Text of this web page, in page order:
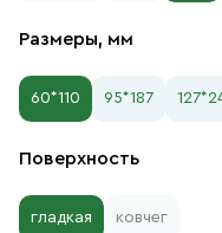
Размеры, мм
60*110 95*187
Поверхность
гладкая ковчег